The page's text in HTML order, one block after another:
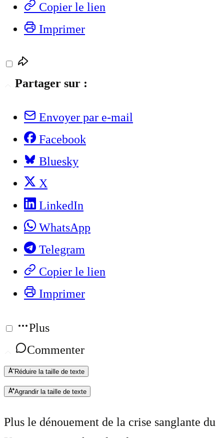
Copier le lien
Imprimer
Partager sur :
Envoyer par e-mail
Facebook
Bluesky
X
LinkedIn
WhatsApp
Telegram
Copier le lien
Imprimer
Plus
Commenter
Réduire la taille de texte
Agrandir la taille de texte
Plus le dénouement de la crise sanglante du